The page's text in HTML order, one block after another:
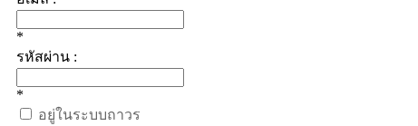
*
รหัสผ่าน :
*
อยู่ในระบบถาวร